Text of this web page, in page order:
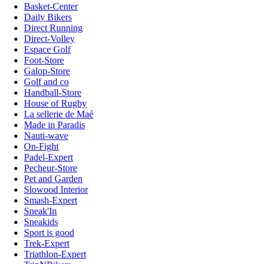
Basket-Center
Daily Bikers
Direct Running
Direct-Volley
Espace Golf
Foot-Store
Galop-Store
Golf and co
Handball-Store
House of Rugby
La sellerie de Maé
Made in Paradis
Nauti-wave
On-Fight
Padel-Expert
Pecheur-Store
Pet and Garden
Slowood Interior
Smash-Expert
Sneak'In
Sneakids
Sport is good
Trek-Expert
Triathlon-Expert